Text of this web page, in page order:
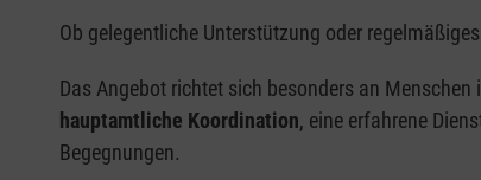
Ob gelegentliche Unterstützung oder
Das Angebot richtet sich besonders an Menschen
hauptamtliche Koordination, eine erfahrene
Begegnungen.